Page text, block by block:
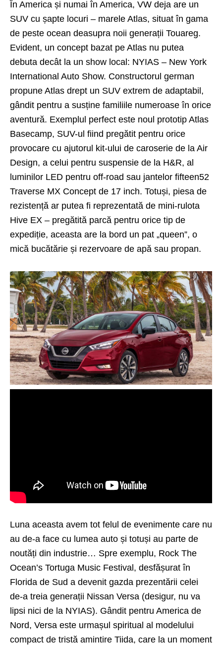
În America și numai în America, VW deja are un
SUV cu șapte locuri – marele Atlas, situat în gama
de peste ocean deasupra noii generații Touareg.
Evident, un concept bazat pe Atlas nu putea
debuta decât la un show local: NYIAS – New York
International Auto Show. Constructorul german
propune Atlas drept un SUV extrem de adaptabil,
gândit pentru a susține familiile numeroase în orice
aventură. Exemplul perfect este noul prototip Atlas
Basecamp, SUV-ul fiind pregătit pentru orice
provocare cu ajutorul kit-ului de caroserie de la Air
Design, a celui pentru suspensie de la H&R, al
luminilor LED pentru off-road sau jantelor fifteen52
Traverse MX Concept de 17 inch. Totuși, piesa de
rezistență ar putea fi reprezentată de mini-rulota
Hive EX – pregătită parcă pentru orice tip de
expediție, aceasta are la bord un pat „queen”, o
mică bucătărie și rezervoare de apă sau propan.
Luna aceasta avem tot felul de evenimente care nu
au de-a face cu lumea auto și totuși au parte de
noutăți din industrie… Spre exemplu, Rock The
Ocean’s Tortuga Music Festival, desfășurat în
Florida de Sud a devenit gazda prezentării celei
de-a treia generații Nissan Versa (desigur, nu va
lipsi nici de la NYIAS). Gândit pentru America de
Nord, Versa este urmașul spiritual al modelului
compact de tristă amintire Tiida, care la un moment